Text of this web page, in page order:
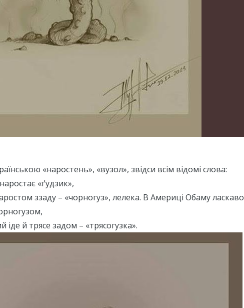
«наростень», «вузол», звідси всім відомі слова:
«ґудзик»,
ззаду – «чорногуз», лелека. В Америці Обаму ласкаво
іде й трясе задом – «трясогузка».